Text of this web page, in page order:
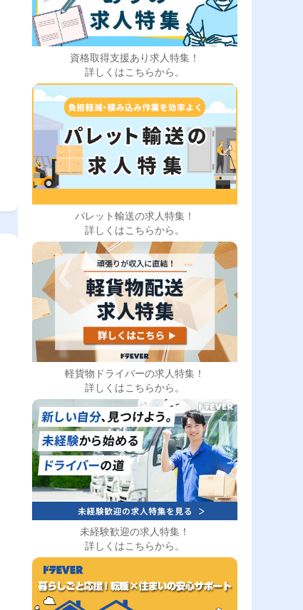
資格取得支援あり求人特集！
詳しくはこちらから。
パレット輸送の求人特集！
詳しくはこちらから。
軽貨物ドライバーの求人特集！
詳しくはこちらから。
未経験歓迎の求人特集！
詳しくはこちらから。